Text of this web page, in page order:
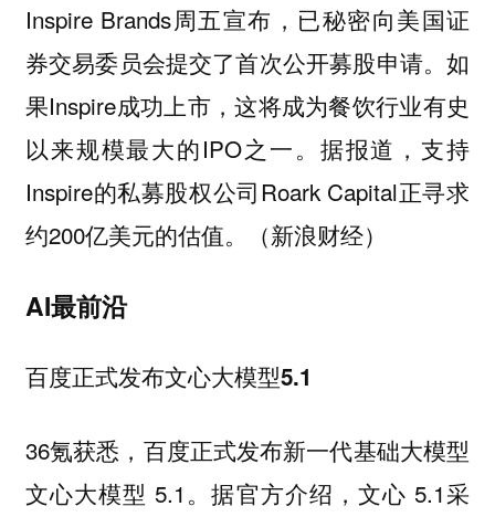
Inspire Brands周五宣布，已秘密向美国证
券交易委员会提交了首次公开募股申请。如
果Inspire成功上市，这将成为餐饮行业有史
以来规模最大的IPO之一。据报道，支持
Inspire的私募股权公司Roark Capital正寻求
约200亿美元的估值。（新浪财经）
AI最前沿
百度正式发布文心大模型5.1
36氪获悉，百度正式发布新一代基础大模型
文心大模型 5.1。据官方介绍，文心 5.1采